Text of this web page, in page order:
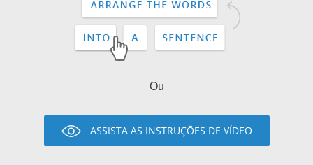
Ou
ASSISTA AS INSTRUÇÕES DE VÍDEO